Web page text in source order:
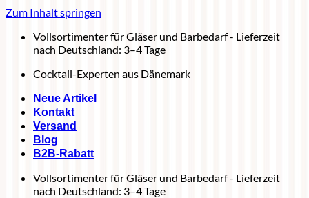
Zum Inhalt springen
Vollsortimenter für Gläser und Barbedarf - Lieferzeit
nach Deutschland: 3–4 Tage
Cocktail-Experten aus Dänemark
Neue Artikel
Kontakt
Versand
Blog
B2B-Rabatt
Vollsortimenter für Gläser und Barbedarf - Lieferzeit
nach Deutschland: 3–4 Tage